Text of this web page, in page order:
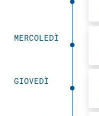
MERCOLEDÌ
GIOVEDÌ